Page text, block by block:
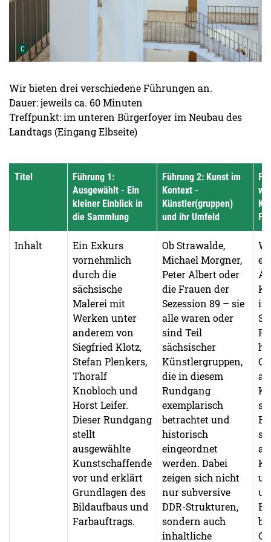
C Urheber der Grafik:
Wir bieten drei verschiedene Führungen an.
Dauer: jeweils ca. 60 Minuten
Treffpunkt: im unteren Bürgerfoyer im Neubau des
Landtags (Eingang Elbseite)
Titel
Führung 1:
Ausgewählt - Ein
kleiner Einblick in
die Sammlung
Führung 2: Kunst im
Kontext -
Künstler(gruppen)
und ihr Umfeld
Inhalt
Ein Exkurs
vornehmlich
durch die
sächsische
Malerei mit
Werken unter
anderem von
Siegfried Klotz,
Stefan Plenkers,
Thoralf
Knobloch und
Horst Leifer.
Dieser Rundgang
stellt
ausgewählte
Kunstschaffende
vor und erklärt
Grundlagen des
Bildaufbaus und
Farbauftrags.
Ob Strawalde,
Michael Morgner,
Peter Albert oder
die Frauen der
Sezession 89 – sie
alle waren oder
sind Teil
sächsischer
Künstlergruppen,
die in diesem
Rundgang
exemplarisch
betrachtet und
historisch
eingeordnet
werden. Dabei
zeigen sich nicht
nur subversive
DDR-Strukturen,
sondern auch
inhaltliche
in